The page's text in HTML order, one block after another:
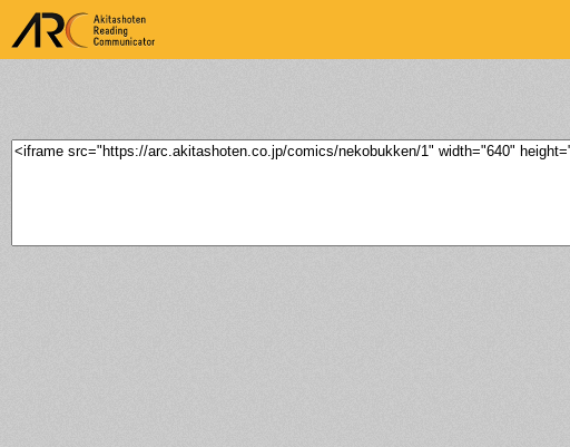
ARK Akitashoten Reading